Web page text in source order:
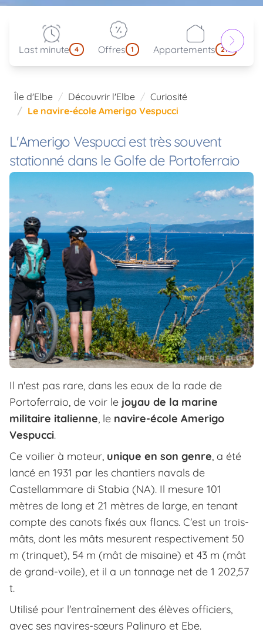
Last minute 4 Offres 1 Appartements 214
Île d'Elbe Découvrir l'Elbe
Curiosité
Le navire-école Amerigo Vespucci
L'Amerigo Vespucci est très souvent
stationné dans le Golfe de Portoferraio
Il n'est pas rare, dans les eaux de la rade de
Portoferraio, de voir le joyau de la marine
militaire italienne, le navire-école Amerigo
Vespucci.
Ce voilier à moteur, unique en son genre, a été
lancé en 1931 par les chantiers navals de
Castellammare di Stabia (NA). Il mesure 101
mètres de long et 21 mètres de large, en tenant
compte des canots fixés aux flancs. C'est un trois-
mâts, dont les mâts mesurent respectivement 50
m (trinquet), 54 m (mât de misaine) et 43 m (mât
de grand-voile), et il a un tonnage net de 1 202,57
t.
Utilisé pour l'entraînement des élèves officiers,
avec ses navires-sœurs Palinuro et Ebe.